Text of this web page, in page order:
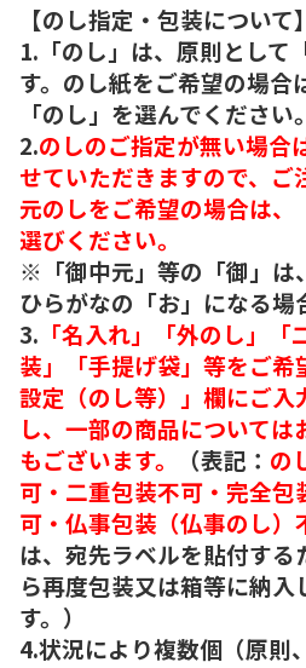
【のし指定・包装について】
1.「のし」は、原則として
す。のし紙をご希望の場合
「のし」を選んでください。
2.のしのご指定が無い場合
せていただきますので、ご
元のしをご希望の場合は
選びください。
※「御中元」等の「御」は
ひらがなの「お」になる場
3. 「名入れ」「外のし」
装」「手提げ袋」等をご希
設定（のし等）」欄にご入
し、一部の商品について
もございます。
（表記： の
可・二重包装不可・完全包
可・仏事包装（仏事のし）
は、宛先ラベルを貼付する
ら再度包装又は箱等に納入
す。）
4.状況により複数個（原則